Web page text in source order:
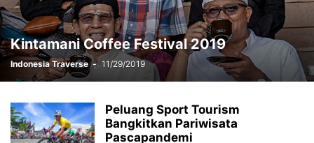
Kintamani Coffee Festival 2019
Indonesia Traverse - 11/29/2019
Peluang Sport Tourism
Bangkitkan Pariwisata
Pascapandemi